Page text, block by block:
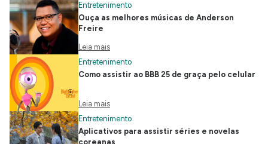
Entretenimento
Ouça as melhores músicas de Anderson
Freire
Leia mais
Entretenimento
Como assistir ao BBB 25 de graça pelo celular
Leia mais
Entretenimento
Aplicativos para assistir séries e novelas
coreanas